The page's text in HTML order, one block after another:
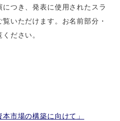
つき、発表に使用されたスラ
いただけます。お名前部分・
ださい。
市場の構築に向けて」